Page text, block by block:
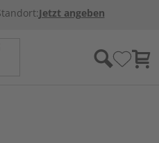
Jetzt angeben